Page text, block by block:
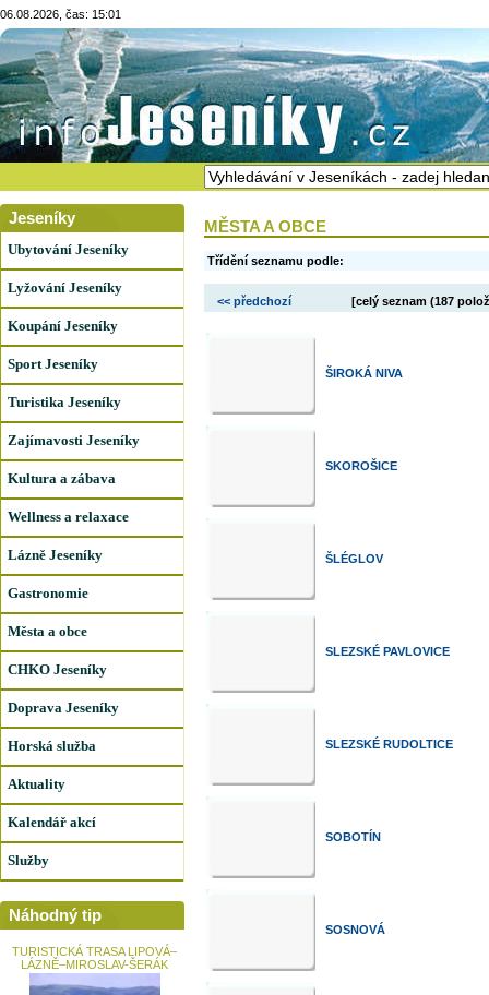
06.08.2026, čas: 15:01
Jeseníky
Ubytování Jeseníky
Lyžování Jeseníky
Koupání Jeseníky
Sport Jeseníky
Turistika Jeseníky
Zajímavosti Jeseníky
Kultura a zábava
Wellness a relaxace
Lázně Jeseníky
Gastronomie
Města a obce
CHKO Jeseníky
Doprava Jeseníky
Horská služba
Aktuality
Kalendář akcí
Služby
Náhodný tip
TURISTICKÁ TRASA LIPOVÁ–
LÁZNĚ–MIROSLAV-ŠERÁK
MĚSTA A OBCE
Třídění seznamu podle:
<< předchozí [celý seznam (187
ŠIROKÁ NIVA
SKOROŠICE
ŠLÉGLOV
SLEZSKÉ PAVLOVICE
SLEZSKÉ RUDOLTICE
SOBOTÍN
SOSNOVÁ